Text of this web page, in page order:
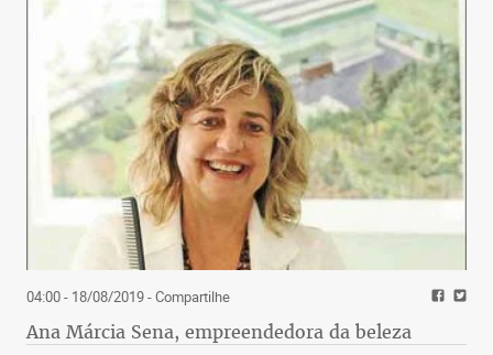
04:00 - 18/08/2019- Compartilhe
Ana Márcia Sena, empreendedora da beleza